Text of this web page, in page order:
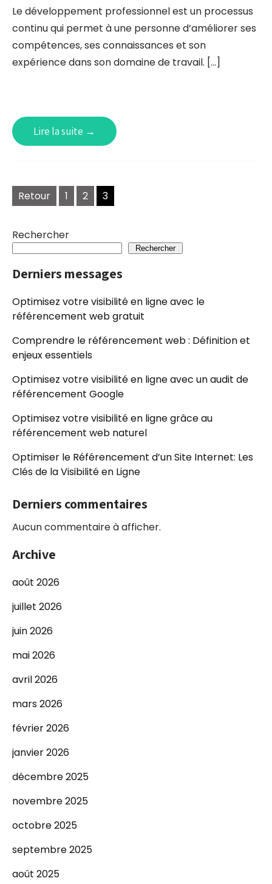
Le développement professionnel est un processus
continu qui permet à une personne d’améliorer ses
compétences, ses connaissances et son
expérience dans son domaine de travail. […]
Lire la suite →
Navigation
des
articles
Retour 1 2 3
Rechercher
Rechercher
Derniers messages
Optimisez votre visibilité en ligne avec le
référencement web gratuit
Comprendre le référencement web : Définition et
enjeux essentiels
Optimisez votre visibilité en ligne avec un audit de
référencement Google
Optimisez votre visibilité en ligne grâce au
référencement web naturel
Optimiser le Référencement d’un Site Internet: Les
Clés de la Visibilité en Ligne
Derniers commentaires
Aucun commentaire à afficher.
Archive
août 2026
juillet 2026
juin 2026
mai 2026
avril 2026
mars 2026
février 2026
janvier 2026
décembre 2025
novembre 2025
octobre 2025
septembre 2025
août 2025